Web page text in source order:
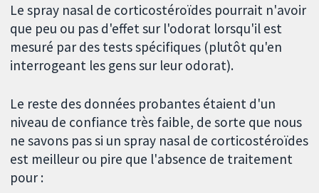
Le spray nasal de corticostéroïdes pourrait n'avoir
que peu ou pas d'effet sur l'odorat lorsqu'il est
mesuré par des tests spécifiques (plutôt qu'en
interrogeant les gens sur leur odorat).
Le reste des données probantes étaient d'un
niveau de confiance très faible, de sorte que nous
ne savons pas si un spray nasal de corticostéroïdes
est meilleur ou pire que l'absence de traitement
pour :